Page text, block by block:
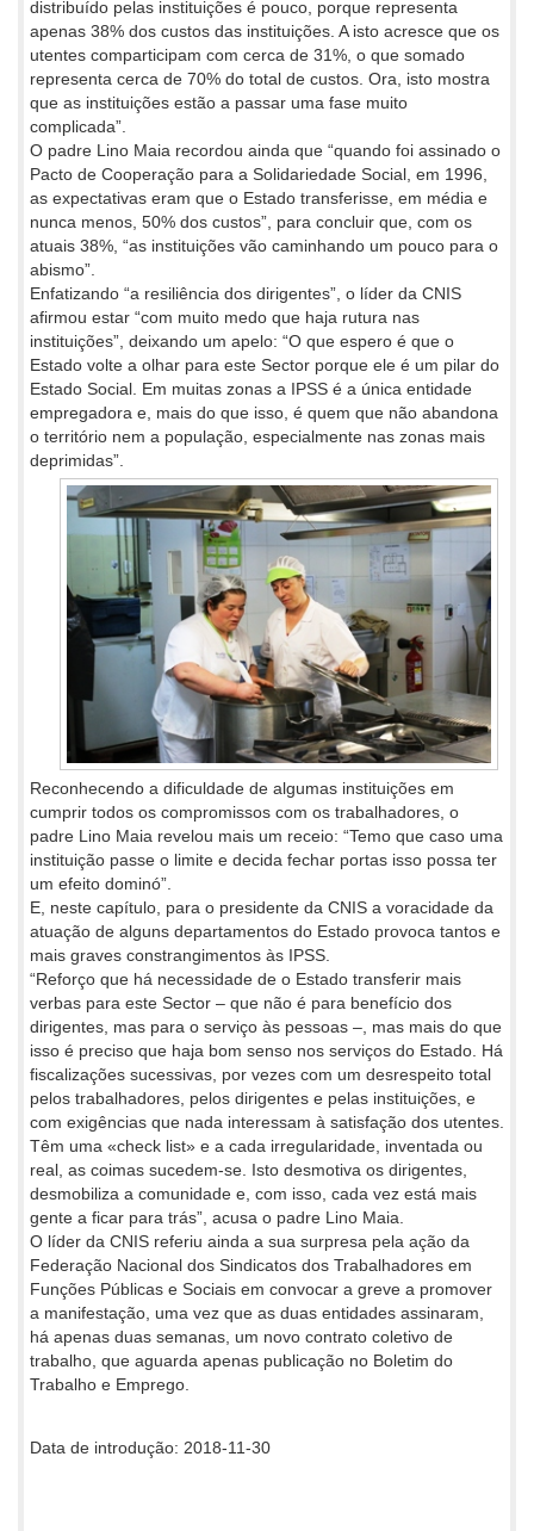
distribuído pelas instituições é pouco, porque representa
apenas 38% dos custos das instituições. A isto acresce que os
utentes comparticipam com cerca de 31%, o que somado
representa cerca de 70% do total de custos. Ora, isto mostra
que as instituições estão a passar uma fase muito
complicada”.
O padre Lino Maia recordou ainda que “quando foi assinado o
Pacto de Cooperação para a Solidariedade Social, em 1996,
as expectativas eram que o Estado transferisse, em média e
nunca menos, 50% dos custos”, para concluir que, com os
atuais 38%, “as instituições vão caminhando um pouco para o
abismo”.
Enfatizando “a resiliência dos dirigentes”, o líder da CNIS
afirmou estar “com muito medo que haja rutura nas
instituições”, deixando um apelo: “O que espero é que o
Estado volte a olhar para este Sector porque ele é um pilar do
Estado Social. Em muitas zonas a IPSS é a única entidade
empregadora e, mais do que isso, é quem que não abandona
o território nem a população, especialmente nas zonas mais
deprimidas”.
Reconhecendo a dificuldade de algumas instituições em
cumprir todos os compromissos com os trabalhadores, o
padre Lino Maia revelou mais um receio: “Temo que caso uma
instituição passe o limite e decida fechar portas isso possa ter
um efeito dominó”.
E, neste capítulo, para o presidente da CNIS a voracidade da
atuação de alguns departamentos do Estado provoca tantos e
mais graves constrangimentos às IPSS.
“Reforço que há necessidade de o Estado transferir mais
verbas para este Sector – que não é para benefício dos
dirigentes, mas para o serviço às pessoas –, mas mais do que
isso é preciso que haja bom senso nos serviços do Estado. Há
fiscalizações sucessivas, por vezes com um desrespeito total
pelos trabalhadores, pelos dirigentes e pelas instituições, e
com exigências que nada interessam à satisfação dos utentes.
Têm uma «check list» e a cada irregularidade, inventada ou
real, as coimas sucedem-se. Isto desmotiva os dirigentes,
desmobiliza a comunidade e, com isso, cada vez está mais
gente a ficar para trás”, acusa o padre Lino Maia.
O líder da CNIS referiu ainda a sua surpresa pela ação da
Federação Nacional dos Sindicatos dos Trabalhadores em
Funções Públicas e Sociais em convocar a greve a promover
a manifestação, uma vez que as duas entidades assinaram,
há apenas duas semanas, um novo contrato coletivo de
trabalho, que aguarda apenas publicação no Boletim do
Trabalho e Emprego.
Data de introdução: 2018-11-30